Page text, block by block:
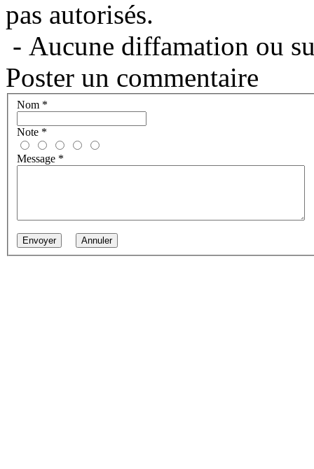
pas autorisés.
- Aucune diffamation ou
Poster un commentaire
Nom *
Note *
Message *